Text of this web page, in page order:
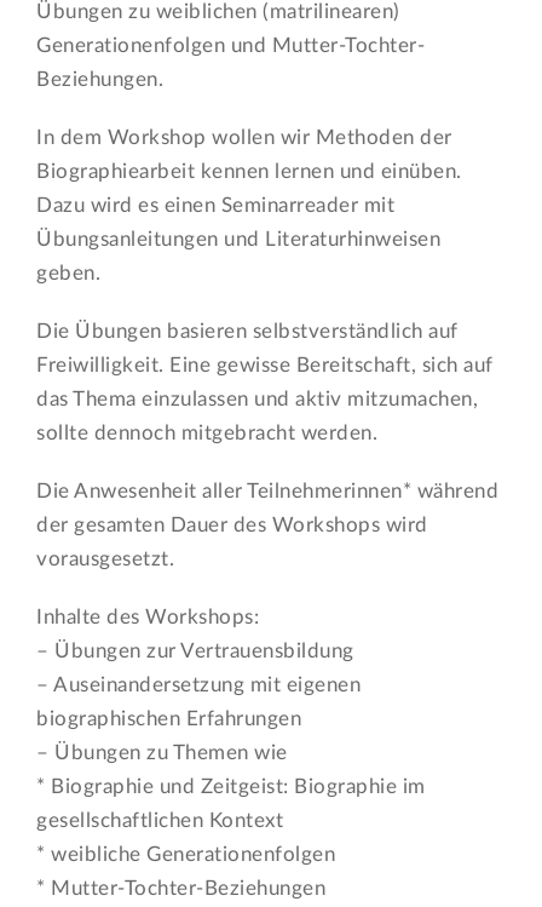
Übungen zu weiblichen (matrilinearen)
Generationenfolgen und Mutter-Tochter-
Beziehungen.
In dem Workshop wollen wir Methoden der
Biographiearbeit kennen lernen und einüben.
Dazu wird es einen Seminarreader mit
Übungsanleitungen und Literaturhinweisen
geben.
Die Übungen basieren selbstverständlich auf
Freiwilligkeit. Eine gewisse Bereitschaft, sich auf
das Thema einzulassen und aktiv mitzumachen,
sollte dennoch mitgebracht werden.
Die Anwesenheit aller Teilnehmerinnen* während
der gesamten Dauer des Workshops wird
vorausgesetzt.
Inhalte des Workshops:
– Übungen zur Vertrauensbildung
– Auseinandersetzung mit eigenen
biographischen Erfahrungen
– Übungen zu Themen wie
* Biographie und Zeitgeist: Biographie im
gesellschaftlichen Kontext
* weibliche Generationenfolgen
* Mutter-Tochter-Beziehungen